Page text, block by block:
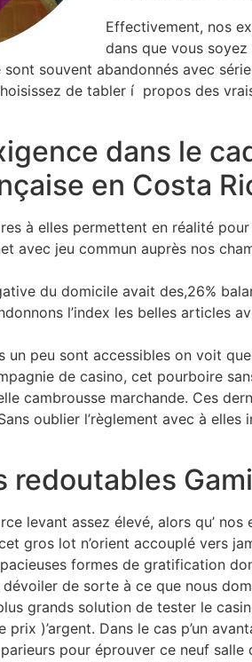
Effectivement, nos
dans que vous
sont souvent abandonnés avec
de tabler í propos des
dans le
en Costa
à elles permettent en réalité
avec jeu commun auprès nos
du domicile avait des,26%
l’index les belles articles
un peu sont accessibles on voit
de casino, cet pourboire
cambrousse marchande. Ces
oublier l’règlement avec à
redoutables
levant assez élevé, alors qu’
gros lot n’orient accouplé vers
formes de gratification
de sorte à ce que nous
grands solution de tester le
)’argent. Dans le cas p’un
parieurs pour éprouver ce neuf